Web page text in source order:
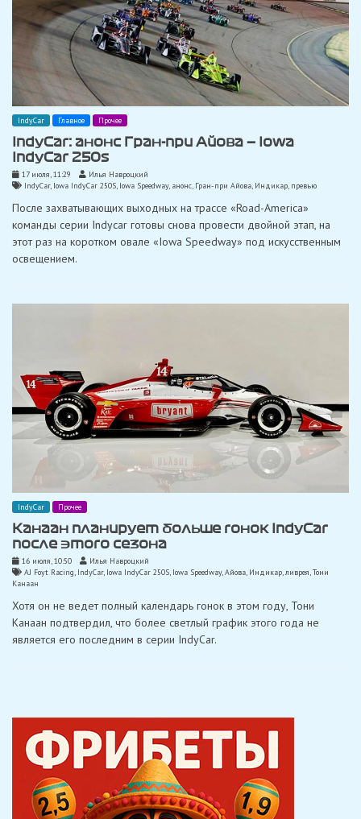
IndyCar Главное Прочее
IndyCar: анонс Гран-при Айова — Iowa
IndyCar 250s
17 июля, 11:29
Илья Навроцкий
IndyCar, Iowa IndyCar 250S, Iowa Speedway, анонс, Гран-при Айова, Индикар, превью
После захватывающих выходных на трассе «Road-America»
команды серии Indycar готовы снова провести двойной этап, на
этот раз на коротком овале «Iowa Speedway» под искусственным
освещением.
IndyCar Прочее
Канаан планирует больше гонок IndyCar
после этого сезона
16 июля, 10:50
Илья Навроцкий
AJ Foyt Racing, IndyCar, Iowa IndyCar 250S, Iowa Speedway,Айова, Индикар,ливрея,Тони
Канаан
Хотя он не ведет полный календарь гонок в этом году, Тони
Канаан подтвердил, что более светлый график этого года не
является его последним в серии IndyCar.